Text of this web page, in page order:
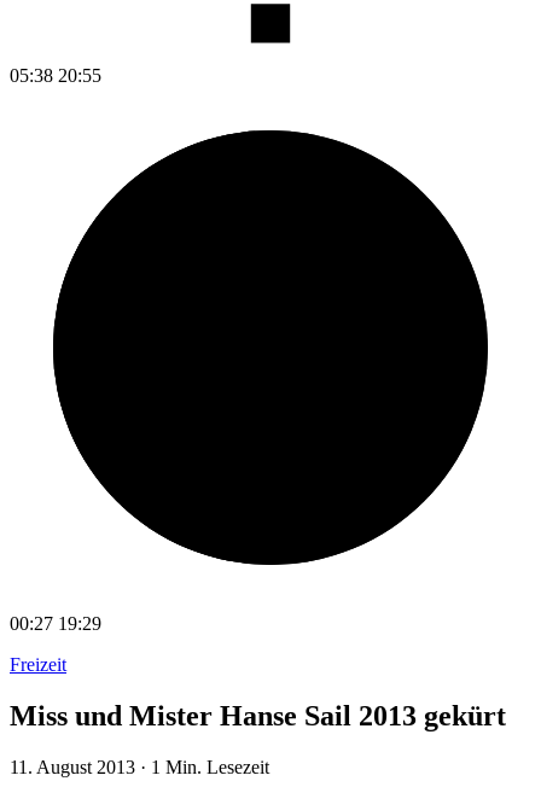
05:38 20:55
00:27 19:29
Freizeit
Miss und Mister Hanse Sail 2013 gekürt
11. August 2013 · 1 Min. Lesezeit